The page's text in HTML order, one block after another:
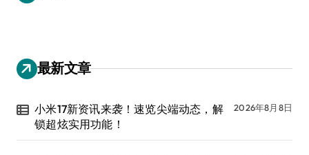
最新文章
小米17新资讯来袭！速览尖端动态，解
锁超炫实用功能！
2026年8月8日